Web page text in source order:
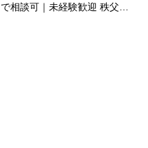
で相談可｜未経験歓迎 秩父…